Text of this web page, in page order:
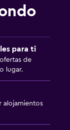
para ti
de
lugar.
alojamientos